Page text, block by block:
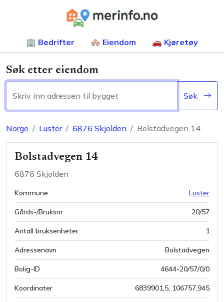
🏢 Bedrifter 🏘️ Eiendom 🚗 Kjøretøy
Søk etter eiendom
Søk
Norge Luster 6876 Skjolden Bolstadvegen 14
Bolstadvegen 14
6876 Skjolden
Kommune Luster
Gårds-/Bruksnr 20/57
Antall bruksenheter 1
Adressenavn Bolstadvegen
Bolig-ID 4644-20/57/0/0
Koordinater 6839901,5, 106757,945